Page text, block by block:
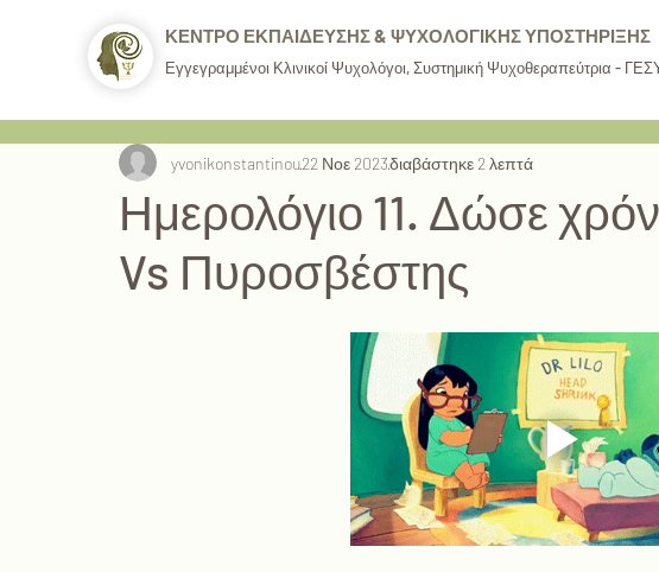
ΚΕΝΤΡΟ ΕΚΠΑΙΔΕΥΣΗΣ & ΨΥΧΟΛΟΓΙΚΗΣ ΥΠΟΣΤΗΡΙΞΗΣ
Εγγεγραμμένοι Κλινικοί Ψυχολόγοι, Συστημική Ψυχοθεραπεύτρια -
Ημερολόγιο 11. Δώσε
Vs Πυροσβέστης
yvonikonstantinou22 Νοε 2023διαβάστηκε 2 λεπτά